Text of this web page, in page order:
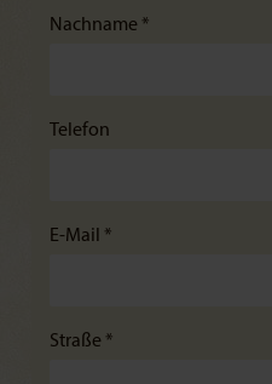
Nachname *
Telefon
E-Mail *
Straße *